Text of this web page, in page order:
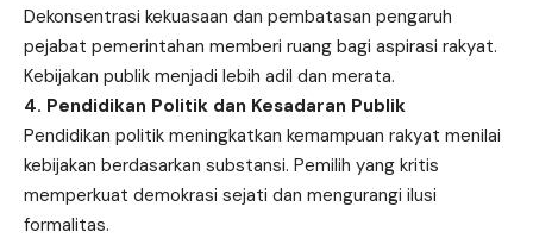
Dekonsentrasi kekuasaan dan pembatasan pengaruh
pejabat pemerintahan memberi ruang bagi aspirasi rakyat.
Kebijakan publik menjadi lebih adil dan merata.
4. Pendidikan Politik dan Kesadaran Publik
Pendidikan politik meningkatkan kemampuan rakyat menilai
kebijakan berdasarkan substansi. Pemilih yang kritis
memperkuat demokrasi sejati dan mengurangi ilusi
formalitas.